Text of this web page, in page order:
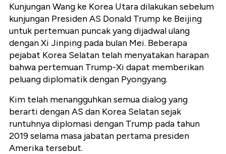
Kunjungan Wang ke Korea Utara dilakukan sebelum
kunjungan Presiden AS Donald Trump ke Beijing
untuk pertemuan puncak yang dijadwal ulang
dengan Xi Jinping pada bulan Mei. Beberapa
pejabat Korea Selatan telah menyatakan harapan
bahwa pertemuan Trump-Xi dapat memberikan
peluang diplomatik dengan Pyongyang.
Kim telah menangguhkan semua dialog yang
berarti dengan AS dan Korea Selatan sejak
runtuhnya diplomasi dengan Trump pada tahun
2019 selama masa jabatan pertama presiden
Amerika tersebut.